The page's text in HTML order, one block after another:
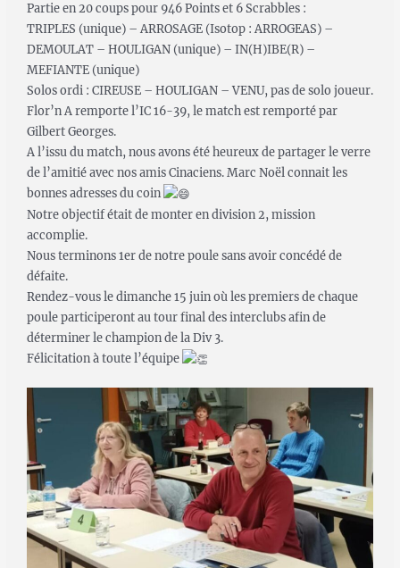
Partie en 20 coups pour 946 Points et 6 Scrabbles :
TRIPLES (unique) – ARROSAGE (Isotop : ARROGEAS) –
DEMOULAT – HOULIGAN (unique) – IN(H)IBE(R) –
MEFIANTE (unique)
Solos ordi : CIREUSE – HOULIGAN – VENU, pas de solo joueur.
Flor’n A remporte l’IC 16-39, le match est remporté par
Gilbert Georges.
A l’issu du match, nous avons été heureux de partager le verre
de l’amitié avec nos amis Cinaciens. Marc Noël connait les
bonnes adresses du coin
Notre objectif était de monter en division 2, mission
accomplie.
Nous terminons 1er de notre poule sans avoir concédé de
défaite.
Rendez-vous le dimanche 15 juin où les premiers de chaque
poule participeront au tour final des interclubs afin de
déterminer le champion de la Div 3.
Félicitation à toute l’équipe